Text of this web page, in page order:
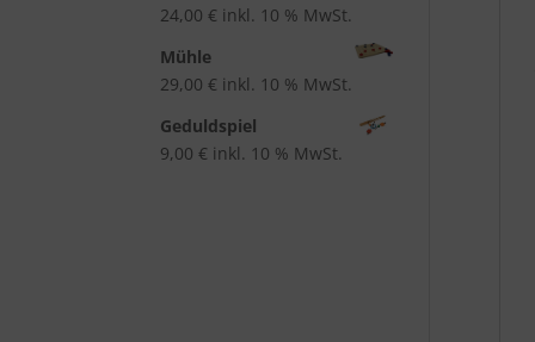
24,00€ inkl. 10 % MwSt.
Mühle
29,00€ inkl. 10 % MwSt.
Geduldspiel
9,00€ inkl. 10 % MwSt.